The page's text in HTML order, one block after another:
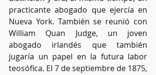
practicante abogado que ejercía en
Nueva York. También se reunió con
William Quan Judge, un joven
abogado irlandés que también
jugaría un papel en la futura labor
teosófica. El 7 de septiembre de 1875,